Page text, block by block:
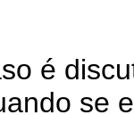
é
se